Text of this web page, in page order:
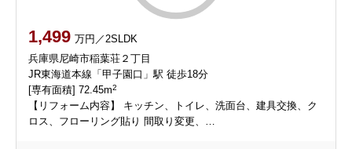
1,499 万円／2SLDK
兵庫県尼崎市稲葉荘２丁目
JR東海道本線「甲子園口」駅 徒歩18分
[専有面積] 72.45m2
【リフォーム内容】 キッチン、トイレ、洗⾯台、建具交換、ク
ロス、フローリング貼り 間取り変更、…